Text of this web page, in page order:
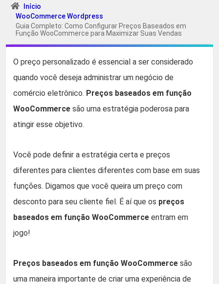
Início
WooCommerce Wordpress
Guia Completo: Como Configurar Preços Baseados em
Função WooCommerce para Maximizar Suas Vendas
O preço personalizado é essencial a ser considerado
quando você deseja administrar um negócio de
comércio eletrônico. Preços baseados em função
WooCommerce são uma estratégia poderosa para
atingir esse objetivo.
Você pode definir a estratégia certa e preços
diferentes para clientes diferentes com base em suas
funções. Digamos que você queira um preço com
desconto para seu cliente fiel. É aí que os preços
baseados em função WooCommerce entram em
jogo!
Preços baseados em função WooCommerce são
uma maneira importante de criar uma experiência de